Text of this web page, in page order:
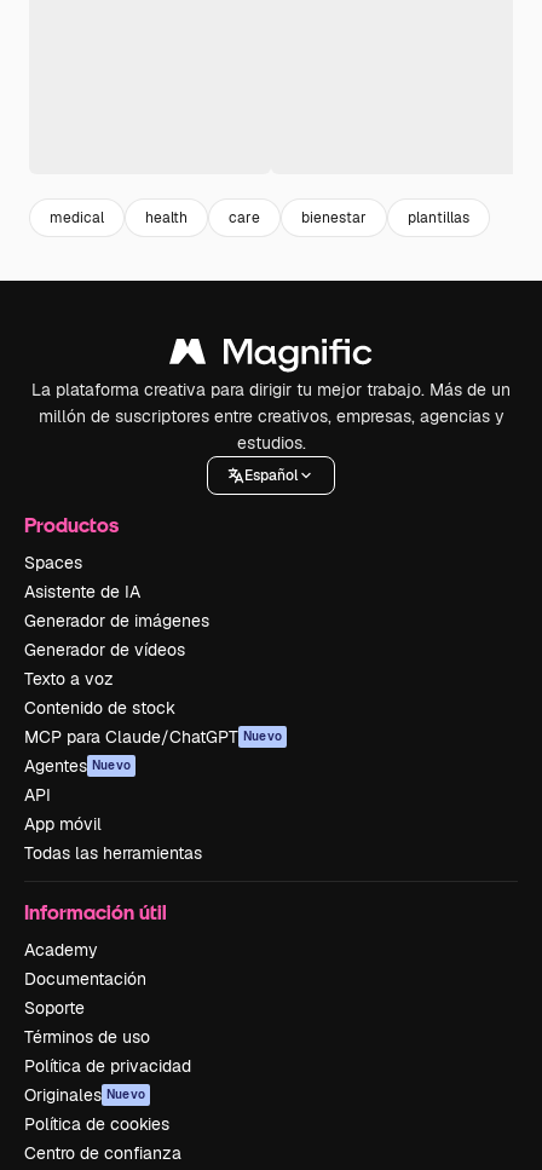
medical health care bienestar plantillas
La plataforma creativa para dirigir tu mejor trabajo. Más de un
millón de suscriptores entre creativos, empresas, agencias y
estudios.
Español
Productos
Spaces
Asistente de IA
Generador de imágenes
Generador de vídeos
Texto a voz
Contenido de stock
MCP para Claude/ChatGPT Nuevo
Agentes Nuevo
API
App móvil
Todas las herramientas
Información útil
Academy
Documentación
Soporte
Términos de uso
Política de privacidad
Originales Nuevo
Política de cookies
Centro de confianza